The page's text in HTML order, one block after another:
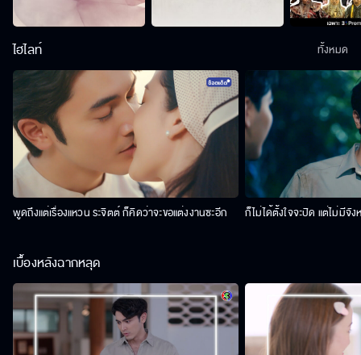
ไฮไลท์
พูดถึงแต่เรื่องแหวน ระจิตต์ ก็คิดว่าจะขอแต่งงานซะอีก ก็ไม่ได้ตั้งใจจะปิด แต่ไม่มีจัง
ทั้งหมด
เบื้องหลังฉากหลุด